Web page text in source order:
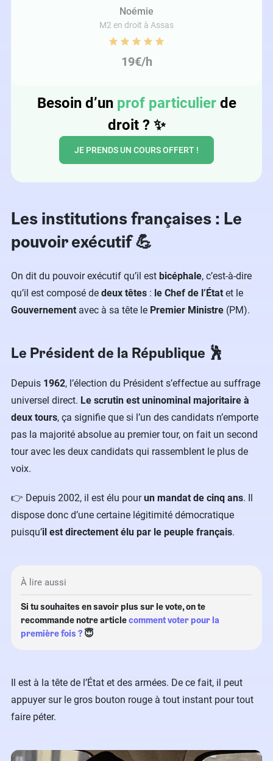
Noémie
M2 en droit à Assas
19€/h
Besoin d’un prof particulierde
droit ? ✨
JE PRENDS UN COURS OFFERT !
Les institutions françaises : Le
pouvoir exécutif 💪
On dit du pouvoir exécutif qu’il est bicéphale, c’est-à-dire
qu’il est composé de deux têtes : le Chef de l’État et le
Gouvernement avec à sa tête le Premier Ministre (PM).
Le Président de la République 🕺
Depuis 1962, l’élection du Président s’effectue au suffrage
universel direct. Le scrutin est uninominal majoritaire à
deux tours, ça signifie que si l’un des candidats n’emporte
pas la majorité absolue au premier tour, on fait un second
tour avec les deux candidats qui rassemblent le plus de
voix.
👉 Depuis 2002, il est élu pourun mandat de cinq ans. Il
dispose donc d’une certaine légitimité démocratique
puisqu’il est directement élu par le peuple français.
À lire aussi
Si tu souhaites en savoir plus sur le vote, on te
recommande notre articlecomment voter pour la
première fois ? 😇
Il est à la tête de l’État et des armées. De ce fait, il peut
appuyer sur le gros bouton rouge à tout instant pour tout
faire péter.